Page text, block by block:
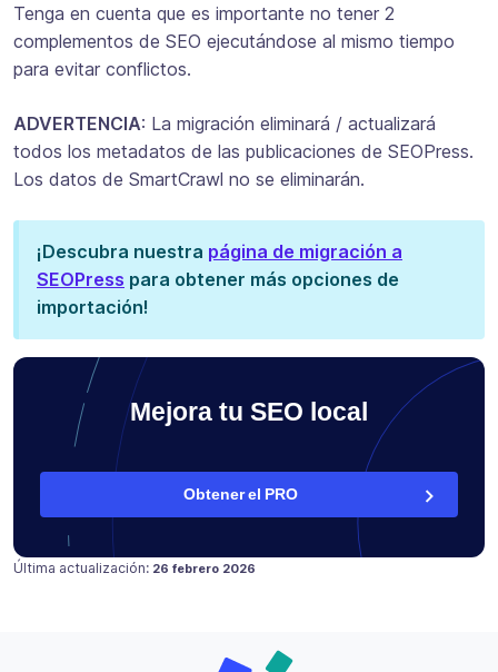
Tenga en cuenta que es importante no tener 2
complementos de SEO ejecutándose al mismo tiempo
para evitar conflictos.
ADVERTENCIA: La migración eliminará / actualizará
todos los metadatos de las publicaciones de SEOPress.
Los datos de SmartCrawl no se eliminarán.
¡Descubra nuestra página de migración a
SEOPress para obtener más opciones de
importación!
Mejora tu SEO local
Obtener el PRO
Última actualización: Publicado en
17 marzo 2021
26 febrero 2026